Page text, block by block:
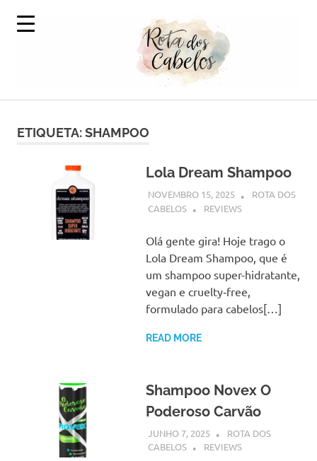
Rota
dos
Cabelos
Mundo
ETIQUETA:SHAMPOO
Lola Dream Shampoo
NOVEMBRO 15, 2025
ROTA DOS
CABELOS
REVIEWS
Olá gente gira! Hoje trago o
Lola Dream Shampoo, que é
um shampoo super-hidratante,
vegan e cruelty‑free,
formulado para cabelos[…]
READ MORE
Shampoo Novex O
Poderoso Carvão
JUNHO 7, 2025
ROTA DOS
CABELOS
REVIEWS